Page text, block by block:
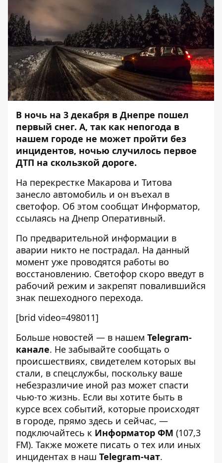
В ночь на 3 декабря в Днепре пошел
первый снег. А, так как непогода в
нашем городе не может пройти без
инцидентов, ночью случилось первое
ДТП на скользкой дороге.
На перекрестке Макарова и Титова
занесло автомобиль и он въехал в
светофор. Об этом сообщат Информатор,
ссылаясь на Днепр Оперативный.
По предварительной информации в
аварии никто не пострадал. На данный
момент уже проводятся работы во
восстановлению. Светофор скоро введут в
рабочий режим и закрепят повалившийся
знак пешеходного перехода.
[brid video=498011]
Больше новостей — в нашем Telegram-
канале. Не забывайте сообщать о
происшествиях, свидетелем которых вы
стали, в спецслужбы, поскольку ваше
небезразличие иной раз может спасти
чью-то жизнь. Если вы хотите быть в
курсе всех событий, которые происходят
в городе, прямо здесь и сейчас, —
подключайтесь к Информатор ФМ (107,3
FM). Также можете писать о тех или иных
инцидентах в наш Telegram-чат.